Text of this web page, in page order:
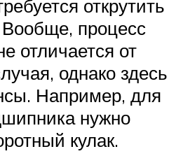
открутить
Вообще, процесс
отличается от
однако здесь
Например, для
нужно
кулак.